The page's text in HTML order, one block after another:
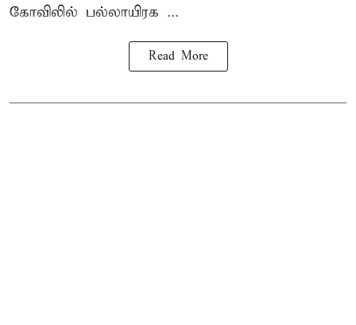
கோவிலில் பல்லாயிரக ...
Read More